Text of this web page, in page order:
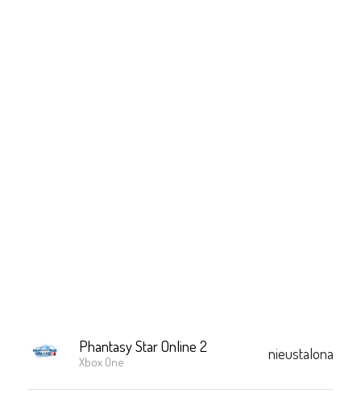
Phantasy Star Online 2
Xbox One nieustalona